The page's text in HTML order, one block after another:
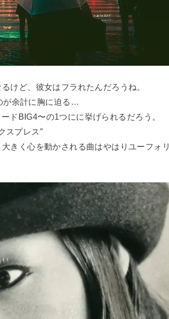
けど、彼女はフラれたんだろうね。
余計に胸に迫る…
ドBIG4〜の1つにに挙げられるだろう。
スプレス”
きく心を動かされる曲はやはりユーフォリ